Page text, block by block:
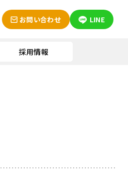
お問い合わせ LINE
採用情報